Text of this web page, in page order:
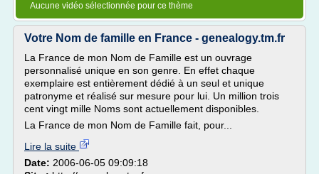
Aucune vidéo sélectionnée pour ce thème
Votre Nom de famille en France - genealogy.tm.fr
La France de mon Nom de Famille est un ouvrage
personnalisé unique en son genre. En effet chaque
exemplaire est entièrement dédié à un seul et unique
patronyme et réalisé sur mesure pour lui. Un million trois
cent vingt mille Noms sont actuellement disponibles.
La France de mon Nom de Famille fait, pour...
Lire la suite
Date: 2006-06-05 09:09:18